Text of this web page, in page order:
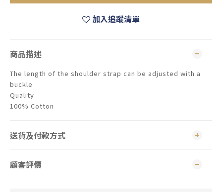
加入追蹤清單
商品描述
The length of the shoulder strap can be adjusted with a
buckle
Quality
100% Cotton
送貨及付款方式
顧客評價